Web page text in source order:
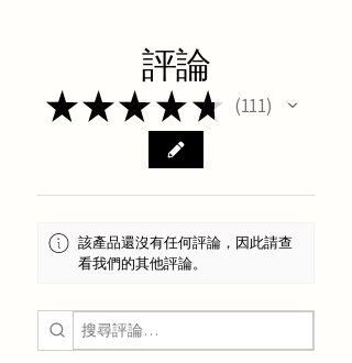
評論
★★★★★ 111
111
該產品還沒有任何評論，因此請查
看我們的其他評論。